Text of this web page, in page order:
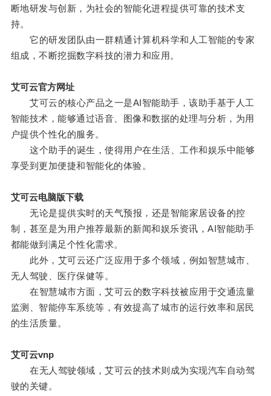
断地研发与创新，为社会的智能化进程提供可靠的技术支
持。
它的研发团队由一群精通计算机科学和人工智能的专家
组成，不断挖掘数字科技的潜力和应用。
艾可云官方网址
艾可云的核心产品之一是AI智能助手，该助手基于人工
智能技术，能够通过语音、图像和数据的处理与分析，为用
户提供个性化的服务。
这个助手的诞生，使得用户在生活、工作和娱乐中能够
享受到更加便捷和智能化的体验。
艾可云电脑版下载
无论是提供实时的天气预报，还是智能家居设备的控
制，甚至是为用户推荐最新的新闻和娱乐资讯，AI智能助手
都能做到满足个性化需求。
此外，艾可云还广泛应用于多个领域，例如智慧城市、
无人驾驶、医疗保健等。
在智慧城市方面，艾可云的数字科技被应用于交通流量
监测、智能停车系统等，有效提高了城市的运行效率和居民
的生活质量。
艾可云vnp
在无人驾驶领域，艾可云的技术则成为实现汽车自动驾
驶的关键。